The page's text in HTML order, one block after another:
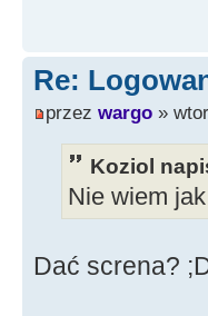
Re:
przez wargo »
Koziol
Nie wiem
Dać screna?